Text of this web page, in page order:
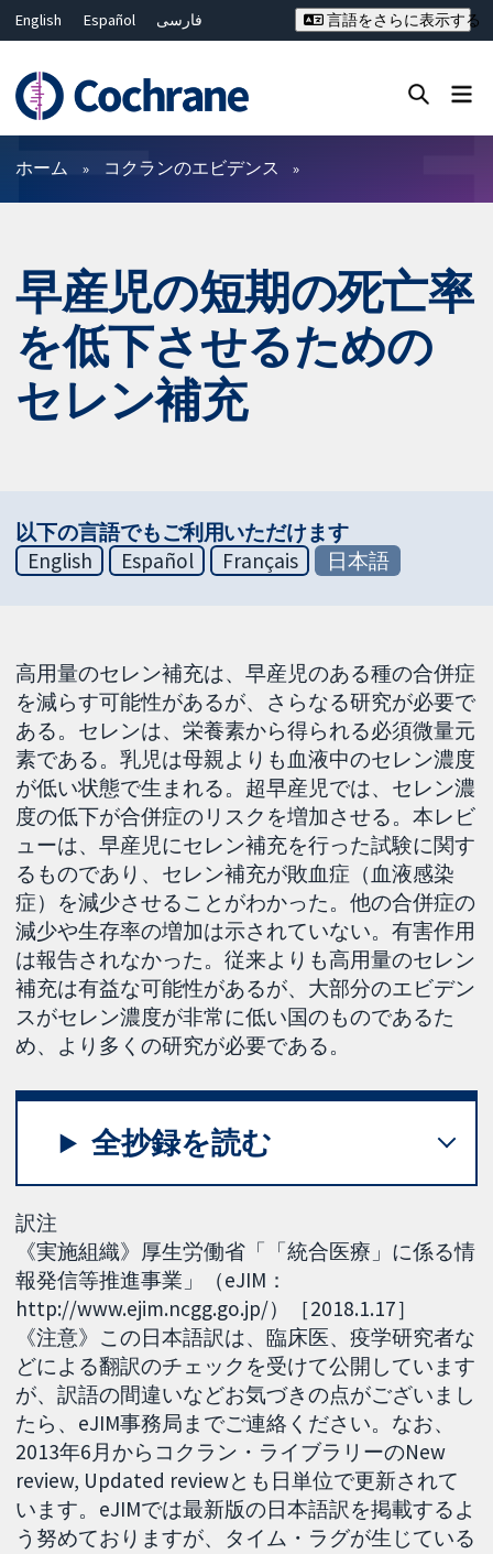
English Español
فارسی
Deutsch
Bahasa Malaysia
ไทย
繁體中文
简体中文
言語をさらに表示する
フィルター
ホーム コクランのエビデンス
早産児の短期の死亡率
を低下させるための
セレン補充
以下の言語でもご利用いただけます
English
Español Français 日本語
高用量のセレン補充は、早産児のある種の合併症
を減らす可能性があるが、さらなる研究が必要で
ある。セレンは、栄養素から得られる必須微量元
素である。乳児は母親よりも血液中のセレン濃度
が低い状態で生まれる。超早産児では、セレン濃
度の低下が合併症のリスクを増加させる。本レビ
ューは、早産児にセレン補充を行った試験に関す
るものであり、セレン補充が敗血症（血液感染
症）を減少させることがわかった。他の合併症の
減少や生存率の増加は示されていない。有害作用
は報告されなかった。従来よりも高用量のセレン
補充は有益な可能性があるが、大部分のエビデン
スがセレン濃度が非常に低い国のものであるた
め、より多くの研究が必要である。
全抄録を読む
訳注
《実施組織》厚生労働省「「統合医療」に係る情
報発信等推進事業」（eJIM：
http://www.ejim.ncgg.go.jp/）［2018.1.17］
《注意》この日本語訳は、臨床医、疫学研究者な
どによる翻訳のチェックを受けて公開しています
が、訳語の間違いなどお気づきの点がございまし
たら、eJIM事務局までご連絡ください。なお、
2013年6月からコクラン・ライブラリーのNew
review, Updated reviewとも日単位で更新されて
います。eJIMでは最新版の日本語訳を掲載するよ
う努めておりますが、タイム・ラグが生じている